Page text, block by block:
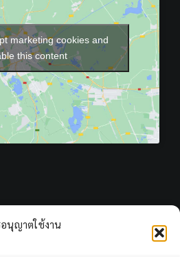
อนุญาตใช้งาน
marketing cookies and
this content